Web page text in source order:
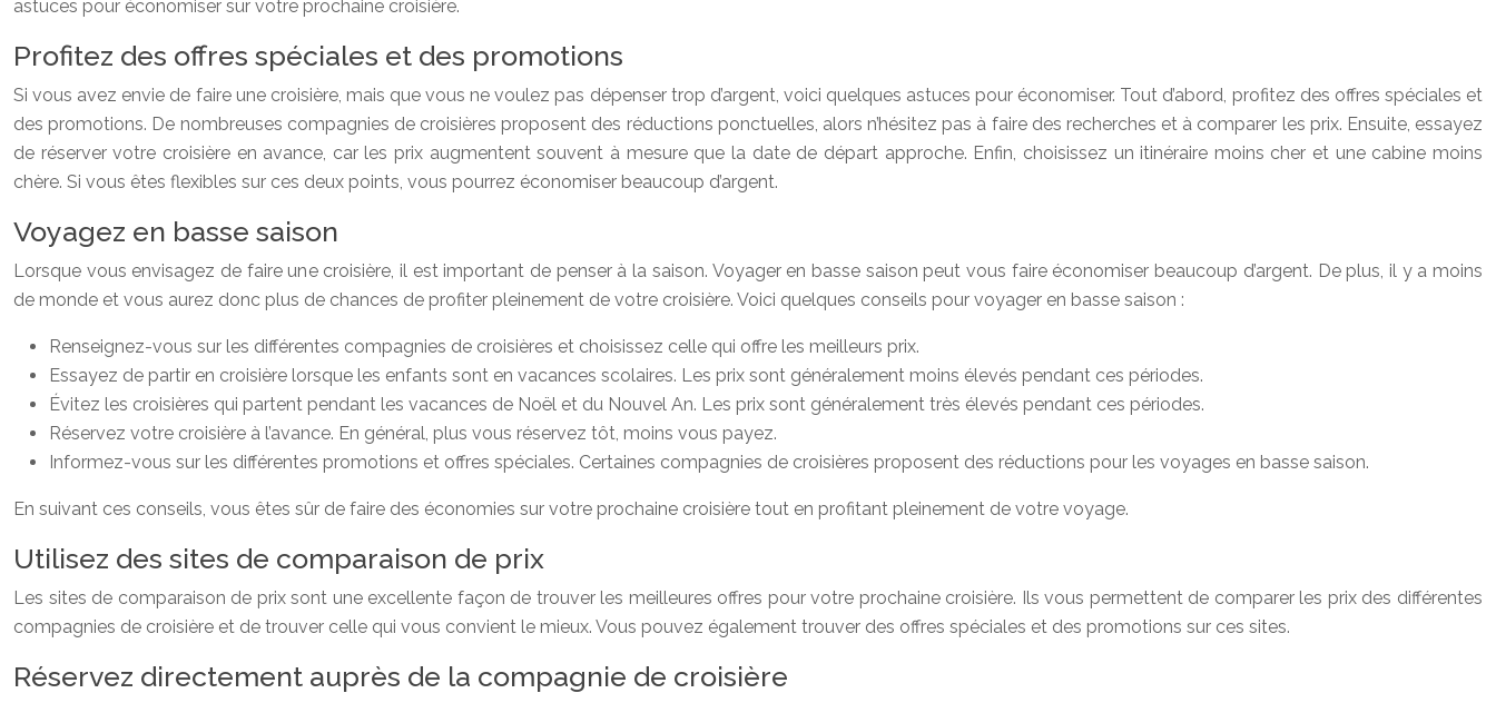
astuces pour économiser sur votre prochaine croisière.
Profitez des offres spéciales et des promotions
Si vous avez envie de faire une croisière, mais que vous ne voulez pas dépenser trop d’argent, voici quelques astuces pour économiser. Tout d’abord, profitez des offres spéciales et
des promotions. De nombreuses compagnies de croisières proposent des réductions ponctuelles, alors n’hésitez pas à faire des recherches et à comparer les prix. Ensuite, essayez
de réserver votre croisière en avance, car les prix augmentent souvent à mesure que la date de départ approche. Enfin, choisissez un itinéraire moins cher et une cabine moins
chère. Si vous êtes flexibles sur ces deux points, vous pourrez économiser beaucoup d’argent.
Voyagez en basse saison
Lorsque vous envisagez de faire une croisière, il est important de penser à la saison. Voyager en basse saison peut vous faire économiser beaucoup d’argent. De plus, il y a moins
de monde et vous aurez donc plus de chances de profiter pleinement de votre croisière. Voici quelques conseils pour voyager en basse saison :
Renseignez-vous sur les différentes compagnies de croisières et choisissez celle qui offre les meilleurs prix.
Essayez de partir en croisière lorsque les enfants sont en vacances scolaires. Les prix sont généralement moins élevés pendant ces périodes.
Évitez les croisières qui partent pendant les vacances de Noël et du Nouvel An. Les prix sont généralement très élevés pendant ces périodes.
Réservez votre croisière à l’avance. En général, plus vous réservez tôt, moins vous payez.
Informez-vous sur les différentes promotions et offres spéciales. Certaines compagnies de croisières proposent des réductions pour les voyages en basse saison.
En suivant ces conseils, vous êtes sûr de faire des économies sur votre prochaine croisière tout en profitant pleinement de votre voyage.
Utilisez des sites de comparaison de prix
Les sites de comparaison de prix sont une excellente façon de trouver les meilleures offres pour votre prochaine croisière. Ils vous permettent de comparer les prix des différentes
compagnies de croisière et de trouver celle qui vous convient le mieux. Vous pouvez également trouver des offres spéciales et des promotions sur ces sites.
Réservez directement auprès de la compagnie de croisière